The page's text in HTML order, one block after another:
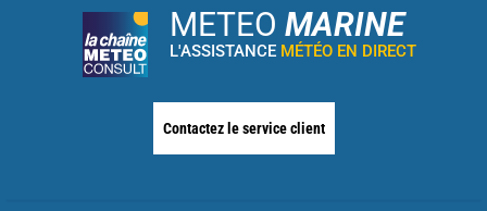
METEO MARINE
L'ASSISTANCE MÉTÉO EN DIRECT
Contactez le service client